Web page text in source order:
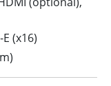
(x16)